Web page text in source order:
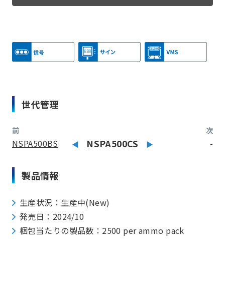
世代管理
前
NSPA500BS NSPA500CS
次
-
製品情報
生産状況：生産中(New)
発売日：2024/10
梱包当たりの製品数：2500 per ammo pack